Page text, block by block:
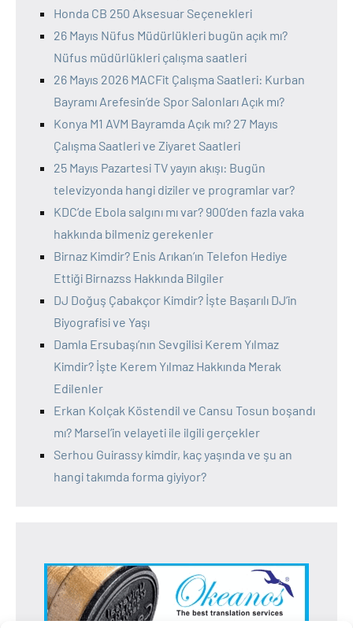
Honda CB 250 Aksesuar Seçenekleri
26 Mayıs Nüfus Müdürlükleri bugün açık mı?
Nüfus müdürlükleri çalışma saatleri
26 Mayıs 2026 MACFit Çalışma Saatleri: Kurban
Bayramı Arefesin’de Spor Salonları Açık mı?
Konya M1 AVM Bayramda Açık mı? 27 Mayıs
Çalışma Saatleri ve Ziyaret Saatleri
25 Mayıs Pazartesi TV yayın akışı: Bugün
televizyonda hangi diziler ve programlar var?
KDC’de Ebola salgını mı var? 900’den fazla vaka
hakkında bilmeniz gerekenler
Birnaz Kimdir? Enis Arıkan’ın Telefon Hediye
Ettiği Birnazss Hakkında Bilgiler
DJ Doğuş Çabakçor Kimdir? İşte Başarılı DJ’in
Biyografisi ve Yaşı
Damla Ersubaşı’nın Sevgilisi Kerem Yılmaz
Kimdir? İşte Kerem Yılmaz Hakkında Merak
Edilenler
Erkan Kolçak Köstendil ve Cansu Tosun boşandı
mı? Marsel’in velayeti ile ilgili gerçekler
Serhou Guirassy kimdir, kaç yaşında ve şu an
hangi takımda forma giyiyor?